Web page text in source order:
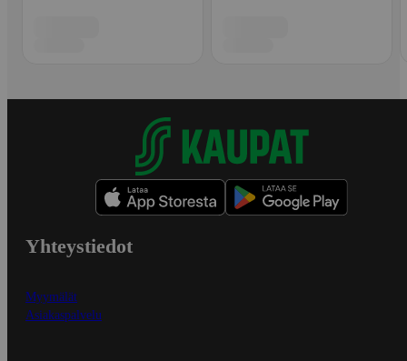
Yhteystiedot
Myymälät
Asiakaspalvelu